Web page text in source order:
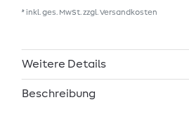
* inkl. ges. MwSt. zzgl. Versandkosten
Weitere Details
Beschreibung